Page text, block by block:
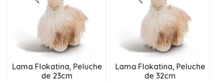
Lama Flokatina, Peluche
de 23cm
Lama Flokatina, Peluche
de 32cm